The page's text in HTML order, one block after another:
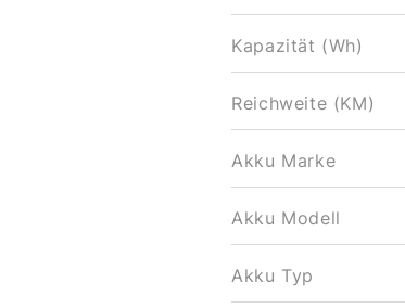
Kapazität (Wh)
Reichweite (KM)
Akku Marke
Akku Modell
Akku Typ